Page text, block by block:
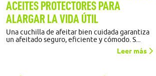
ACEITES PROTECTORES PARA
ALARGAR LA VIDA ÚTIL
Una cuchilla de afeitar bien cuidada garantiza
un afeitado seguro, eficiente y cómodo. S...
Leer más